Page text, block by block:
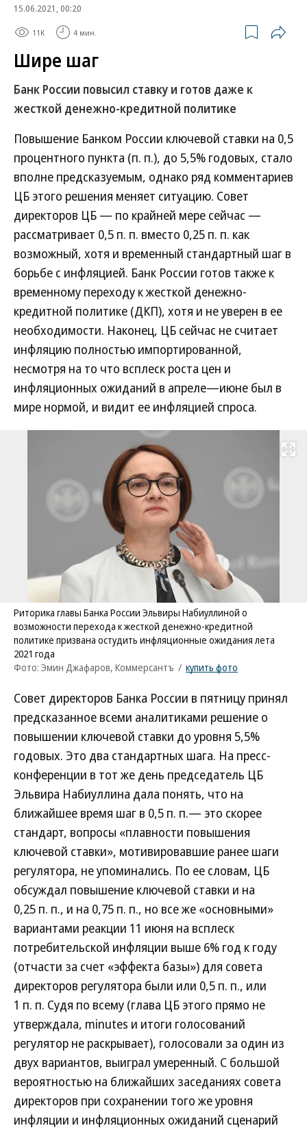
15.06.2021, 00:20
11K 4 мин.
Шире шаг
Банк России повысил ставку и готов даже к
жесткой денежно-кредитной политике
Повышение Банком России ключевой ставки на 0,5
процентного пункта (п. п.), до 5,5% годовых, стало
вполне предсказуемым, однако ряд комментариев
ЦБ этого решения меняет ситуацию. Совет
директоров ЦБ — по крайней мере сейчас —
рассматривает 0,5 п. п. вместо 0,25 п. п. как
возможный, хотя и временный стандартный шаг в
борьбе с инфляцией. Банк России готов также к
временному переходу к жесткой денежно-
кредитной политике (ДКП), хотя и не уверен в ее
необходимости. Наконец, ЦБ сейчас не считает
инфляцию полностью импортированной,
несмотря на то что всплеск роста цен и
инфляционных ожиданий в апреле—июне был в
мире нормой, и видит ее инфляцией спроса.
Развернуть
Риторика главы Банка России Эльвиры Набиуллиной о
возможности перехода к жесткой денежно-кредитной
политике призвана остудить инфляционные ожидания лета
2021 года
Фото: Эмин Джафаров, Коммерсантъ / купить фото
Совет директоров Банка России в пятницу принял
предсказанное всеми аналитиками решение о
повышении ключевой ставки до уровня 5,5%
годовых. Это два стандартных шага. На пресс-
конференции в тот же день председатель ЦБ
Эльвира Набиуллина дала понять, что на
ближайшее время шаг в 0,5 п. п.— это скорее
стандарт, вопросы «плавности повышения
ключевой ставки», мотивировавшие ранее шаги
регулятора, не упоминались. По ее словам, ЦБ
обсуждал повышение ключевой ставки и на
0,25 п. п., и на 0,75 п. п., но все же «основными»
вариантами реакции 11 июня на всплеск
потребительской инфляции выше 6% год к году
(отчасти за счет «эффекта базы») для совета
директоров регулятора были или 0,5 п. п., или
1 п. п. Судя по всему (глава ЦБ этого прямо не
утверждала, minutes и итоги голосований
регулятор не раскрывает), голосовали за один из
двух вариантов, выиграл умеренный. С большой
вероятностью на ближайших заседаниях совета
директоров при сохранении того же уровня
инфляции и инфляционных ожиданий сценарий